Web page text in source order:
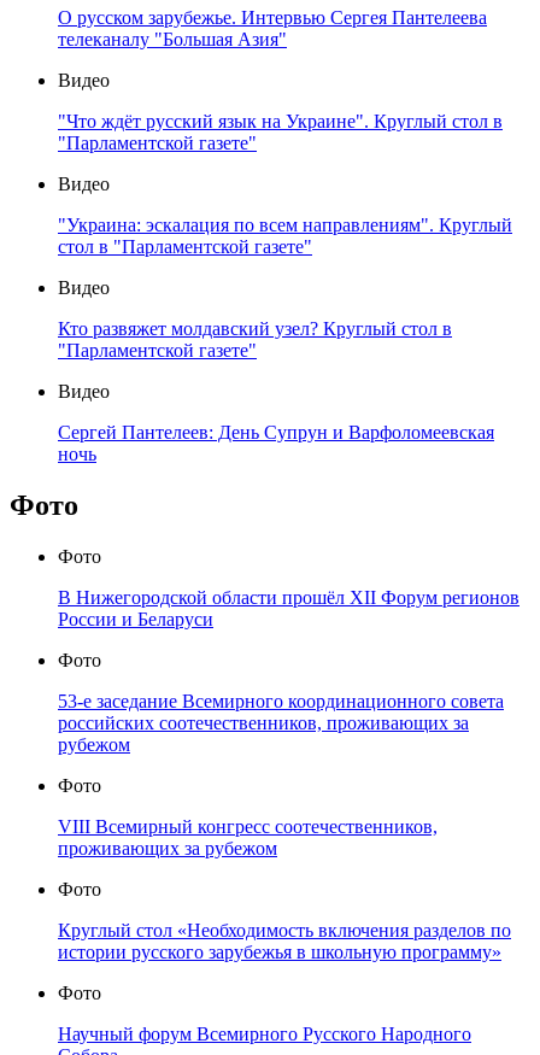
О русском зарубежье. Интервью Сергея Пантелеева
телеканалу "Большая Азия"
Видео
"Что ждёт русский язык на Украине". Круглый стол в
"Парламентской газете"
Видео
"Украина: эскалация по всем направлениям". Круглый
стол в "Парламентской газете"
Видео
Кто развяжет молдавский узел? Круглый стол в
"Парламентской газете"
Видео
Сергей Пантелеев: День Супрун и Варфоломеевская
ночь
Фото
Фото
В Нижегородской области прошёл XII Форум регионов
России и Беларуси
Фото
53-е заседание Всемирного координационного совета
российских соотечественников, проживающих за
рубежом
Фото
VIII Всемирный конгресс соотечественников,
проживающих за рубежом
Фото
Круглый стол «Необходимость включения разделов по
истории русского зарубежья в школьную программу»
Фото
Научный форум Всемирного Русского Народного